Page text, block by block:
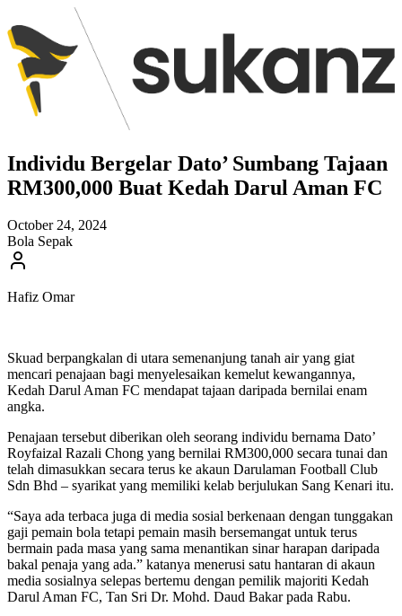
Individu Bergelar Dato’ Sumbang Tajaan
RM300,000 Buat Kedah Darul Aman FC
October 24, 2024
Bola Sepak
Hafiz Omar
Skuad berpangkalan di utara semenanjung tanah air yang giat
mencari penajaan bagi menyelesaikan kemelut kewangannya,
Kedah Darul Aman FC mendapat tajaan daripada bernilai enam
angka.
Penajaan tersebut diberikan oleh seorang individu bernama Dato’
Royfaizal Razali Chong yang bernilai RM300,000 secara tunai dan
telah dimasukkan secara terus ke akaun Darulaman Football Club
Sdn Bhd – syarikat yang memiliki kelab berjulukan Sang Kenari itu.
“Saya ada terbaca juga di media sosial berkenaan dengan tunggakan
gaji pemain bola tetapi pemain masih bersemangat untuk terus
bermain pada masa yang sama menantikan sinar harapan daripada
bakal penaja yang ada.” katanya menerusi satu hantaran di akaun
media sosialnya selepas bertemu dengan pemilik majoriti Kedah
Darul Aman FC, Tan Sri Dr. Mohd. Daud Bakar pada Rabu.